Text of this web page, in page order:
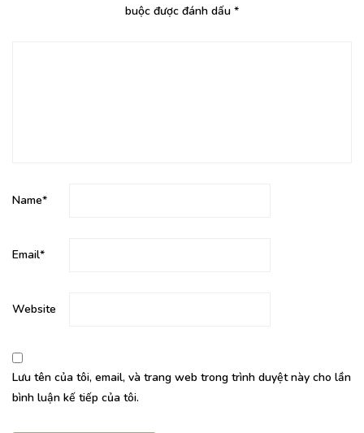
buộc được đánh dấu *
Name*
Email*
Website
Lưu tên của tôi, email, và trang web trong trình duyệt này cho lần
bình luận kế tiếp của tôi.